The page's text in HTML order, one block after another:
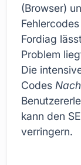
(Browser)
Fordiag
Problem
Die
Codes
kann den
verringern.